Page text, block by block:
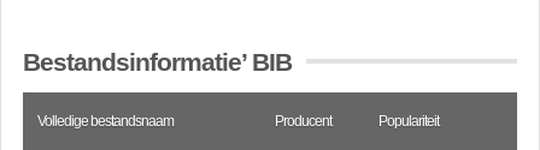
Bestandsinformatie’ BIB
Volledige bestandsnaam Producent Populariteit